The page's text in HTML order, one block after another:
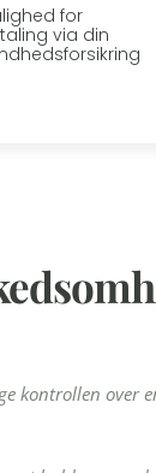
for
via din
kontrollen over